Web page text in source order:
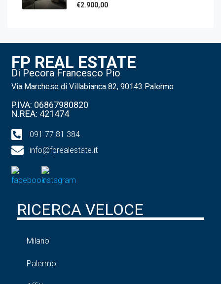
€2.900,00
FP REAL ESTATE
Di Pecora Francesco Pio
Via Marchese di Villabianca 82, 90143 Palermo
P.IVA: 06867980820
N.REA: 421474
091 77 81 384
info@fprealestate.it
RICERCA VELOCE
Milano
Palermo